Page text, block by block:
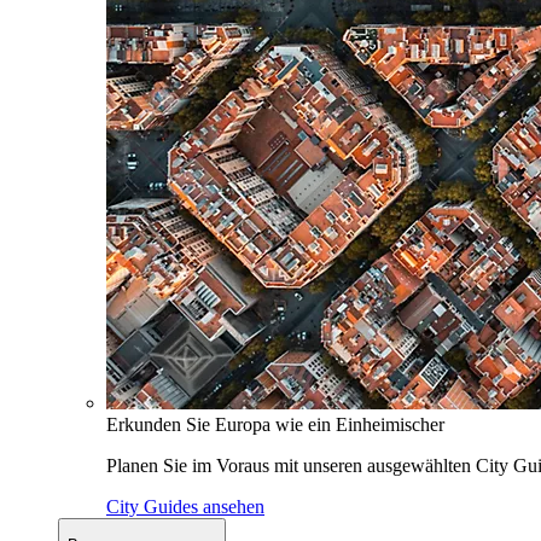
Erkunden Sie Europa wie ein Einheimischer
Planen Sie im Voraus mit unseren ausgewählten City
City Guides ansehen